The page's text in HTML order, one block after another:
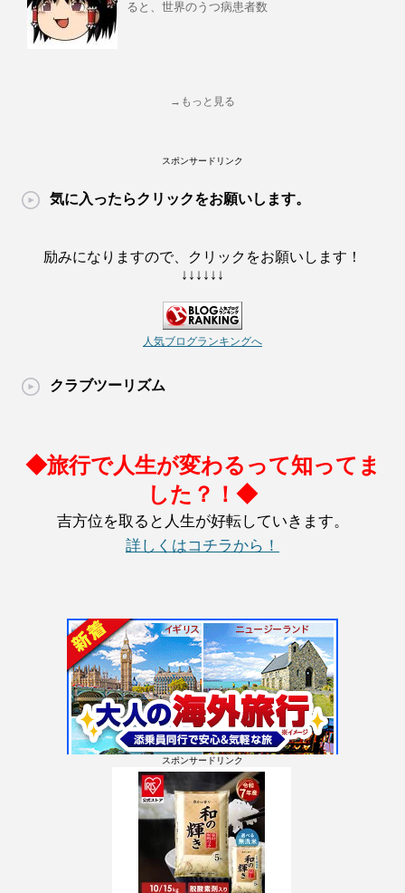
ると、世界のうつ病患者数
→もっと見る
スポンサードリンク
気に入ったらクリックをお願いします。
励みになりますので、クリックをお願いします！
↓↓↓↓↓↓
人気ブログランキングへ
クラブツーリズム
◆旅行で人生が変わるって知ってま
した？！◆
吉方位を取ると人生が好転していきます。
詳しくはコチラから！
スポンサードリンク